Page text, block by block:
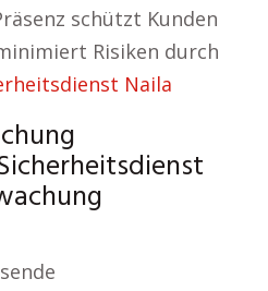
schützt Kunden
Risiken durch
Naila